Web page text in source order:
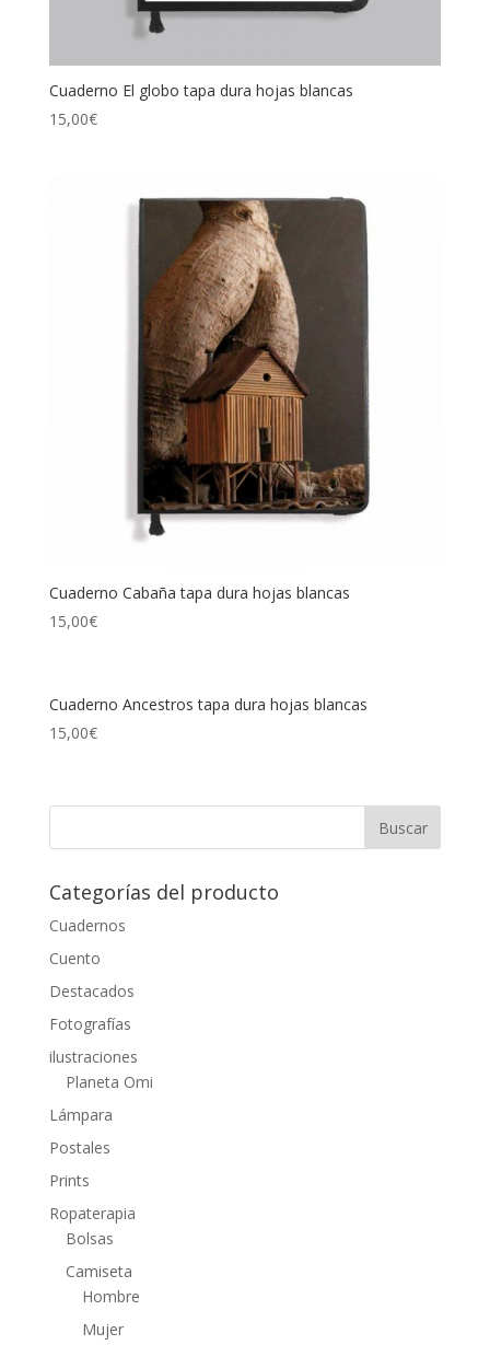
Cuaderno El globo tapa dura hojas blancas
15,00€
Cuaderno Cabaña tapa dura hojas blancas
15,00€
Cuaderno Ancestros tapa dura hojas blancas
15,00€
Categorías del producto
Cuadernos
Cuento
Destacados
Fotografías
ilustraciones
Planeta Omi
Lámpara
Postales
Prints
Ropaterapia
Bolsas
Camiseta
Hombre
Mujer